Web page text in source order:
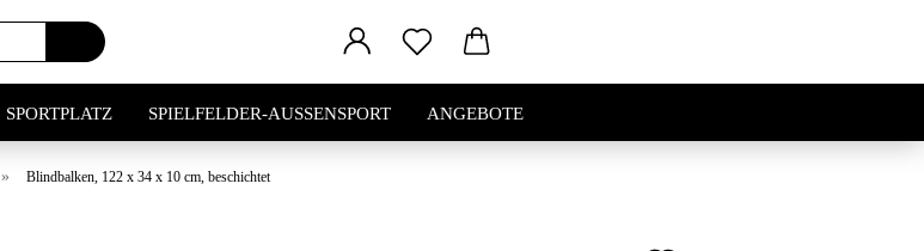
Artikel
suchen...
SPORTPLATZ SPIELFELDER-AUSSENSPORT ANGEBOTE
» Blindbalken, 122 x 34 x 10 cm, beschichtet